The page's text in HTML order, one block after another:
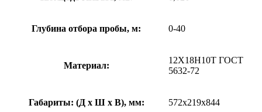
Глубина отбора пробы, м: 0-40
Материал:
12Х18Н10Т ГОСТ
5632-72
Габариты: (Д х Ш х В), мм: 572х219х844